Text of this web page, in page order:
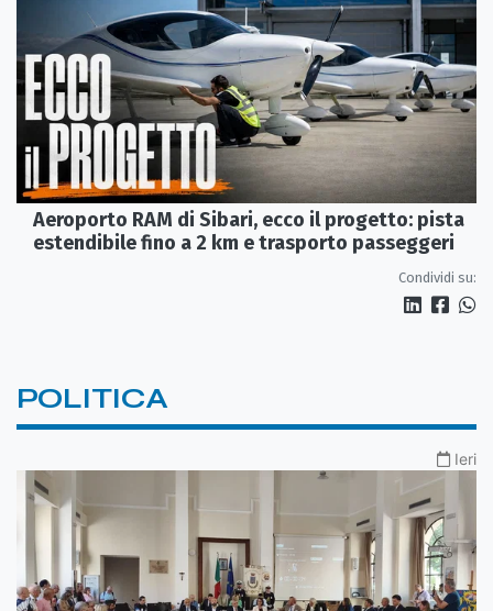
Aeroporto RAM di Sibari, ecco il progetto: pista
estendibile fino a 2 km e trasporto passeggeri
Condividi su:
POLITICA
Ieri